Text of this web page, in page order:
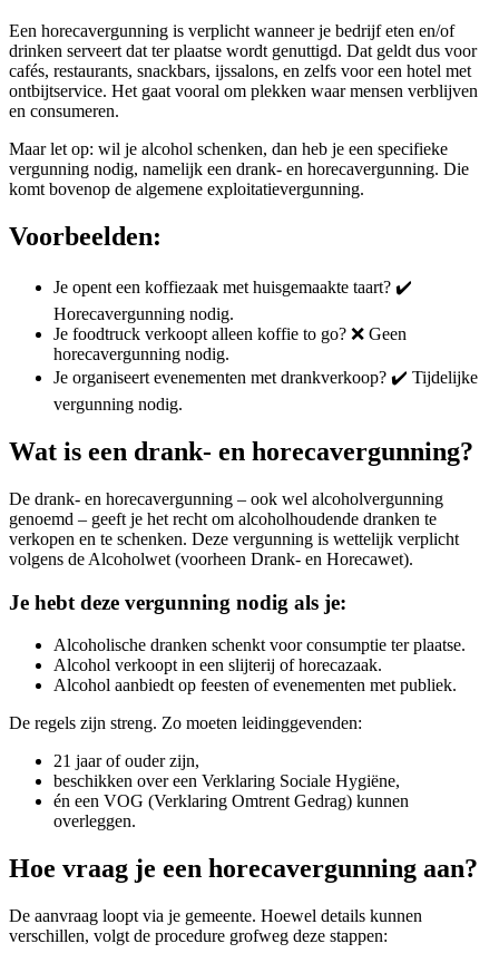
Een horecavergunning is verplicht wanneer je bedrijf eten en/of
drinken serveert dat ter plaatse wordt genuttigd. Dat geldt dus voor
cafés, restaurants, snackbars, ijssalons, en zelfs voor een hotel met
ontbijtservice. Het gaat vooral om plekken waar mensen verblijven
en consumeren.
Maar let op: wil je alcohol schenken, dan heb je een specifieke
vergunning nodig, namelijk een drank- en horecavergunning. Die
komt bovenop de algemene exploitatievergunning.
Voorbeelden:
Je opent een koffiezaak met huisgemaakte taart? ✔️
Horecavergunning nodig.
Je foodtruck verkoopt alleen koffie to go? ❌ Geen
horecavergunning nodig.
Je organiseert evenementen met drankverkoop? ✔️ Tijdelijke
vergunning nodig.
Wat is een drank- en horecavergunning?
De drank- en horecavergunning – ook wel alcoholvergunning
genoemd – geeft je het recht om alcoholhoudende dranken te
verkopen en te schenken. Deze vergunning is wettelijk verplicht
volgens de Alcoholwet (voorheen Drank- en Horecawet).
Je hebt deze vergunning nodig als je:
Alcoholische dranken schenkt voor consumptie ter plaatse.
Alcohol verkoopt in een slijterij of horecazaak.
Alcohol aanbiedt op feesten of evenementen met publiek.
De regels zijn streng. Zo moeten leidinggevenden:
21 jaar of ouder zijn,
beschikken over een Verklaring Sociale Hygiëne,
én een VOG (Verklaring Omtrent Gedrag) kunnen
overleggen.
Hoe vraag je een horecavergunning aan?
De aanvraag loopt via je gemeente. Hoewel details kunnen
verschillen, volgt de procedure grofweg deze stappen: